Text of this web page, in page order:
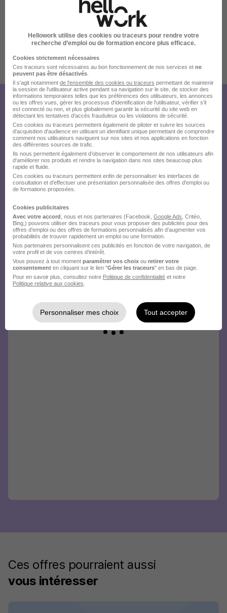
17 de plus
Publiée le 22/07/2026 - Réf : 675002
Créez votre compte
Hellowork et postulez
sur le site du recruteur !
Ces offres pourraient aussi
vous intéresser
Hellowork utilise des cookies ou traceurs pour rendre votre
recherche d’emploi ou de formation encore plus efficace.
Cookies strictement nécessaires
Ces traceurs sont nécessaires au bon fonctionnement de nos services et ne
peuvent pas être désactivés
Il s'agit notamment de l'ensemble des cookies ou traceurs permettant de maintenir
la session de l'utilisateur active pendant sa navigation sur le site, de stocker des
informations temporaires telles que les préférences des utilisateurs, les annonces
ou les offres vues, gérer les processus d'identification de l'utilisateur, vérifier s'il
est connecté ou non, et plus globalement garantir la sécurité du site web en
détectant les tentatives d'accès frauduleux ou les violations de sécurité.
Ces cookies ou traceurs permettent également de piloter et suivre les sources
d'acquisition d'audience en utilisant un identifiant unique permettant de comprendre
comment nos utilisateurs naviguent sur nos sites et nos applications en fonction
des différentes sources de trafic.
Ils nous permettent également d’observer le comportement de nos utilisateurs afin
d'améliorer nos produits et rendre la navigation dans nos sites beaucoup plus
rapide et fluide.
Ces cookies ou traceurs permettent enfin de personnaliser les interfaces de
consultation et d'effectuer une présentation personnalisée des offres d'emploi ou
de formations proposées.
Cookies publicitaires
Avec votre accord , nous et nos partenaires (Facebook, Google Ads , Critéo,
Bing,) pouvons utiliser des traceurs pour vous proposer des publicités pour des
offres d’emploi ou des offres de formations personnalisés afin d’augmenter vos
probabilités de trouver rapidement un emploi ou une formation.
Nos partenaires personnalisent ces publicités en fonction de votre navigation, de
votre profil et de vos centres d’intérêt.
Vous pouvez à tout moment paramétrer vos choix ou retirer votre
consentement en cliquant sur le lien "Gérer les traceurs" en bas de page.
Pour en savoir plus, consultez notre Politique de confidentialité et notre
Politique relative aux cookies
Personnaliser mes choix Tout accepter